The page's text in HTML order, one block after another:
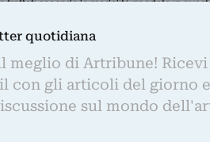
trattati secondo le modalità riportate in
email.
quotidiana
meglio di Artribune!
con gli articoli del giorno
sul mondo